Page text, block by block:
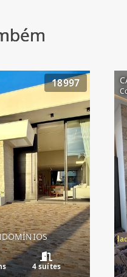
18997
4 suítes
Casa Condado de Capão,